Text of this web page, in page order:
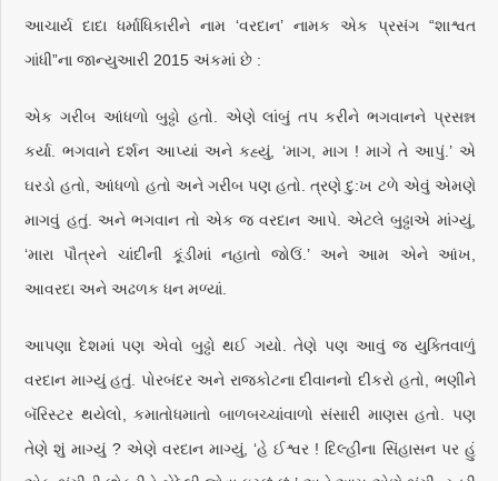
આચાર્ય દાદા ધર્માધિકારીને નામ ‘વરદાન’ નામક એક પ્રસંગ “શાશ્વત
ગાંધી”ના જાન્યુઆરી 2015 અંકમાં છે :
એક ગરીબ આંધળો બુઢ્ઢો હતો. એણે લાંબું તપ કરીને ભગવાનને પ્રસન્ન
કર્યા. ભગવાને દર્શન આપ્યાં અને કહ્યું, ‘માગ, માગ ! માગે તે આપું.’ એ
ઘરડો હતો, આંધળો હતો અને ગરીબ પણ હતો. ત્રણે દુ:ખ ટળે એવું એમણે
માગવું હતું. અને ભગવાન તો એક જ વરદાન આપે. એટલે બુઢ્ઢાએ માંગ્યું,
‘મારા પૌત્રને ચાંદીની કૂંડીમાં નહાતો જોઉં.’ અને આમ એને આંખ,
આવરદા અને અઢળક ધન મળ્યાં.
આપણા દેશમાં પણ એવો બુઢ્ઢો થઈ ગયો. તેણે પણ આવું જ યુક્તિવાળું
વરદાન માગ્યું હતું. પોરબંદર અને રાજકોટના દીવાનનો દીકરો હતો, ભણીને
બૅરિસ્ટર થયેલો, કમાતોધમાતો બાળબચ્ચાંવાળો સંસારી માણસ હતો. પણ
તેણે શું માગ્યું ? એણે વરદાન માગ્યું, ‘હે ઈશ્વર ! દિલ્હીના સિંહાસન પર હું